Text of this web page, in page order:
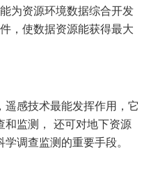
为资源环境数据综合开发
，使数据资源能获得最大
感技术最能发挥作用，它
和监测， 还可对地下资源
调查监测的重要手段。